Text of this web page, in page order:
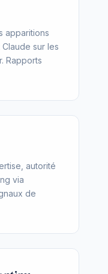
apparitions
sur les
Rapports
autorité
via
de